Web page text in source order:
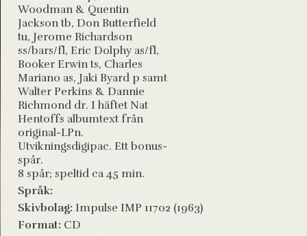
Woodman & Quentin
Jackson tb, Don Butterfield
tu, Jerome Richardson
ss/bars/fl, Eric Dolphy as/fl,
Booker Erwin ts, Charles
Mariano as, Jaki Byard p samt
Walter Perkins & Dannie
Richmond dr. I häftet Nat
Hentoffs albumtext från
original-LPn.
Utvikningsdigipac. Ett bonus-
spår.
8 spår; speltid ca 45 min.
Språk:
Skivbolag: Impulse IMP 11702 (1963)
Format: CD